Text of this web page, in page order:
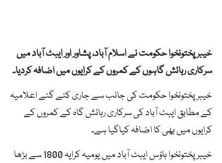
خیبر پختونخوا حکومت نے اسلام آباد، پشاور اور ایبٹ آباد میں
سرکاری رہائش گاہوں کے کمروں کے کرایوں میں اضافہ کردیا۔
خیبرپختونخوا حکومت کی جانب سے جاری کئے گئے اعلامیہ
کے مطابق ایبٹ آباد کی سرکاری رہائش گاہ کے کمروں کے
کرایوں میں بھی کا اضافہ کیاگیا ہے۔
خیبرپختونخوا ہاؤس ایبٹ آباد میں یومیہ کرایہ 1800 سے بڑھا